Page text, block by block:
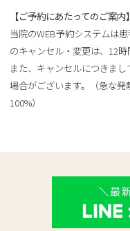
【ご予約にあたってのご案内】
当院のWEB予約システムは
のキャンセル・変更は、12時
また、キャンセルにつきま
場合がございます。（急な
100%）